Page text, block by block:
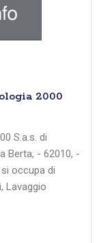
2000
S.a.s. di
Berta, - 62010, -
occupa di
Lavaggio